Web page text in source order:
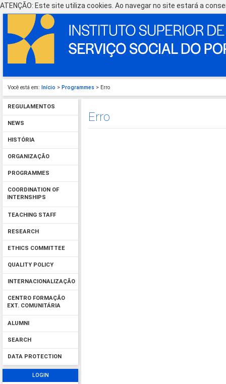
ATENÇÃO: Este site utiliza cookies. Ao navegar no site estará a
Você está em: Início > Programmes > Erro
REGULAMENTOS
NEWS
HISTÓRIA
ORGANIZAÇÃO
PROGRAMMES
COORDINATION OF
INTERNSHIPS
TEACHING STAFF
RESEARCH
ETHICS COMMITTEE
QUALITY POLICY
INTERNACIONALIZAÇÃO
CENTRO FORMAÇÃO
EXT. COMUNITÁRIA
ALUMNI
SEARCH
DATA PROTECTION
LOGIN
Erro